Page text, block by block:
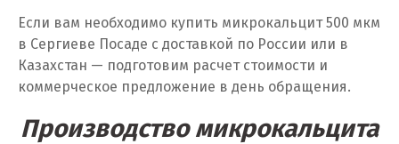
Фрязино
Х
Хабаровск
Ханты-Мансийск
Если вам необходимо купить микрокальцит 500 мкм
в Сергиеве Посаде с доставкой по России или в
Казахстан — подготовим расчет стоимости и
коммерческое предложение в день обращения.
Производство микрокальцита